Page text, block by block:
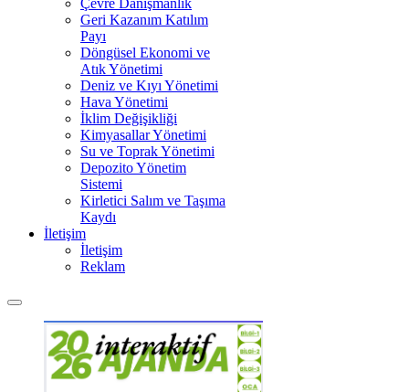
Çevre Danışmanlık
Geri Kazanım Katılım
Payı
Döngüsel Ekonomi ve
Atık Yönetimi
Deniz ve Kıyı Yönetimi
Hava Yönetimi
İklim Değişikliği
Kimyasallar Yönetimi
Su ve Toprak Yönetimi
Depozito Yönetim
Sistemi
Kirletici Salım ve Taşıma
Kaydı
İletişim
İletişim
Reklam